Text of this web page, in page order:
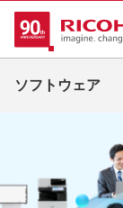
ソフトウェア
出力管理ソフトウェア